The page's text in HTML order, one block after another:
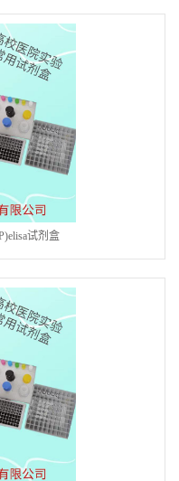
试剂盒